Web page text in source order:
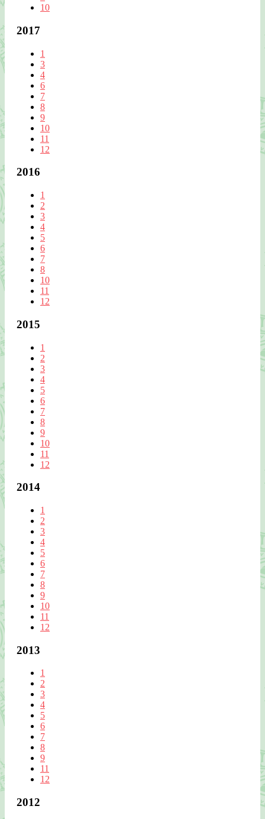
10
2017
1
3
4
6
7
8
9
10
11
12
2016
1
2
3
4
5
6
7
8
10
11
12
2015
1
2
3
4
5
6
7
8
9
10
11
12
2014
1
2
3
4
5
6
7
8
9
10
11
12
2013
1
2
3
4
5
6
7
8
9
11
12
2012